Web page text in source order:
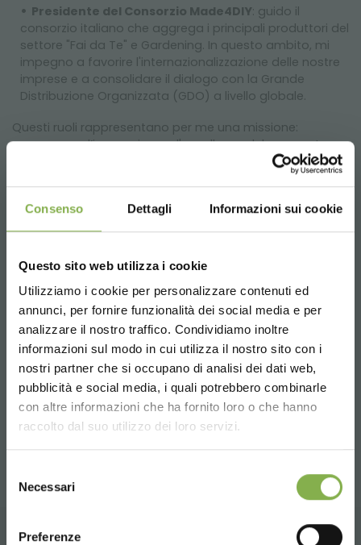
Consenso Dettagli Informazioni sui cookie
Questo sito web utilizza i cookie
Utilizziamo i cookie per personalizzare contenuti ed
annunci, per fornire funzionalità dei social media e per
analizzare il nostro traffico. Condividiamo inoltre
informazioni sul modo in cui utilizza il nostro sito con i
nostri partner che si occupano di analisi dei dati web,
pubblicità e social media, i quali potrebbero combinarle
con altre informazioni che ha fornito loro o che hanno
raccolto dal suo utilizzo dei loro servizi.
delNecessari
Preferenze
Presidente del Consorzio Made4DIY: guido il
consorzio italiano che aggrega i principali produttori del
settore "Fai da Te" e Gardening. In questo ambito, mi
impegno a favorire l'internazionalizzazione delle nostre
imprese e a consolidare il dialogo con la Grande
Distribuzione Organizzata (GDO) a livello globale.
Questi ruoli rappresentano per me una missione:
promuovere l’innovazione e l'eccellenza del comparto,
garantendo alle aziende italiane una voce forte e una
Marco Orlandelli - CEO
Collegati con me su LinkedIn
successivo:
lucia pelizzoni
squadra
condividi
Choose the country you are in and your
language for a better browsing experience
REGISTRATI E RISPARMIA
SUBITO!
Crea un account e ottieni subito
vantaggi esclusivi:
5 % di scontosul tuo primo ordine *
2 % di sconto sempresu tutti i tuoi acquisti
Spedizione gratis
(seleziona l'opzione Newsletter in fase di